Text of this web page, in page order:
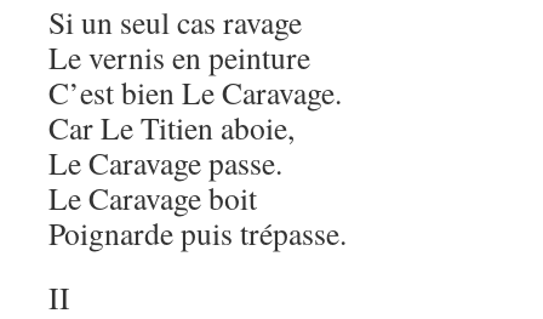
Si un seul cas ravage
Le vernis en peinture
C’est bien Le Caravage.
Car Le Titien aboie,
Le Caravage passe.
Le Caravage boit
Poignarde puis trépasse.
II